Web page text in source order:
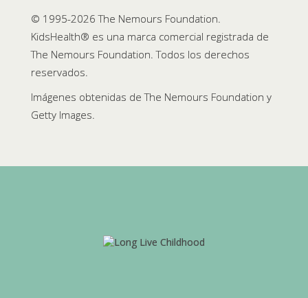
© 1995-2026 The Nemours Foundation.
KidsHealth® es una marca comercial registrada de
The Nemours Foundation. Todos los derechos
reservados.
Imágenes obtenidas de The Nemours Foundation y
Getty Images.